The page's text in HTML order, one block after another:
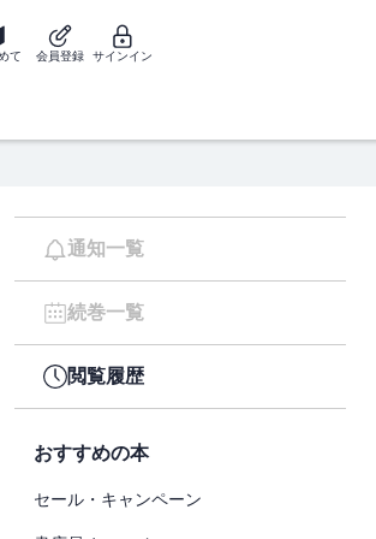
て 会員登録 サインイン
通知一覧
続巻一覧
閲覧履歴
おすすめの本
セール・キャンペーン